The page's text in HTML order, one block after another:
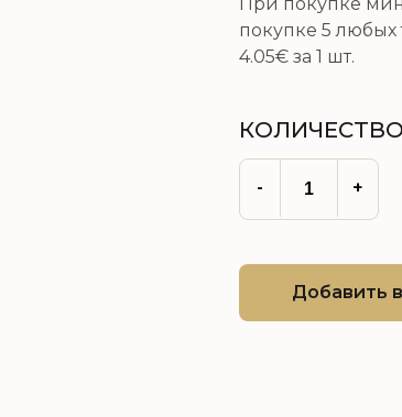
покупке 5 любых
4.05€ за 1 шт.
КОЛИЧЕСТВО
- +
Добавить